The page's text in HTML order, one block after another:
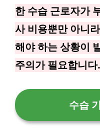
한 수습 근로자가
사 비용뿐만 아니
해야 하는 상황이
주의가 필요합니다.
수습